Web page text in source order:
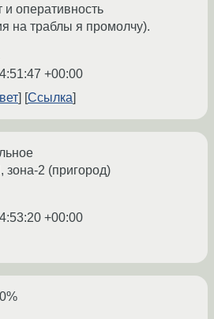
и оперативность
на траблы я промолчу).
+00:00
Ссылка
зона-2 (пригород)
+00:00